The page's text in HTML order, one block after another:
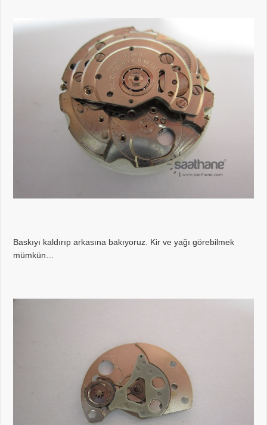
Baskıyı kaldırıp arkasına bakıyoruz. Kir ve yağı görebilmek
mümkün…